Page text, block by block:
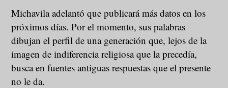
Michavila adelantó que publicará más datos en los
próximos días. Por el momento, sus palabras
dibujan el perfil de una generación que, lejos de la
imagen de indiferencia religiosa que la precedía,
busca en fuentes antiguas respuestas que el presente
no le da.